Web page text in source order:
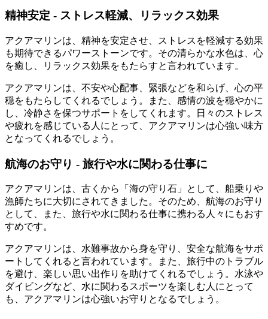
精神安定 - ストレス軽減、リラックス効果
アクアマリンは、精神を安定させ、ストレスを軽減する効果
も期待できるパワーストーンです。その清らかな水色は、心
を癒し、リラックス効果をもたらすと言われています。
アクアマリンは、不安や心配事、緊張などを和らげ、心の平
穏をもたらしてくれるでしょう。また、感情の波を穏やかに
し、冷静さを保つサポートをしてくれます。日々のストレス
や疲れを感じている人にとって、アクアマリンは心強い味方
となってくれるでしょう。
航海のお守り - 旅行や水に関わる仕事に
アクアマリンは、古くから「海の守り石」として、船乗りや
漁師たちに大切にされてきました。そのため、航海のお守り
として、また、旅行や水に関わる仕事に携わる人々にもおす
すめです。
アクアマリンは、水難事故から身を守り、安全な航海をサポ
ートしてくれると言われています。また、旅行中のトラブル
を避け、楽しい思い出作りを助けてくれるでしょう。水泳や
ダイビングなど、水に関わるスポーツを楽しむ人にとって
も、アクアマリンは心強いお守りとなるでしょう。